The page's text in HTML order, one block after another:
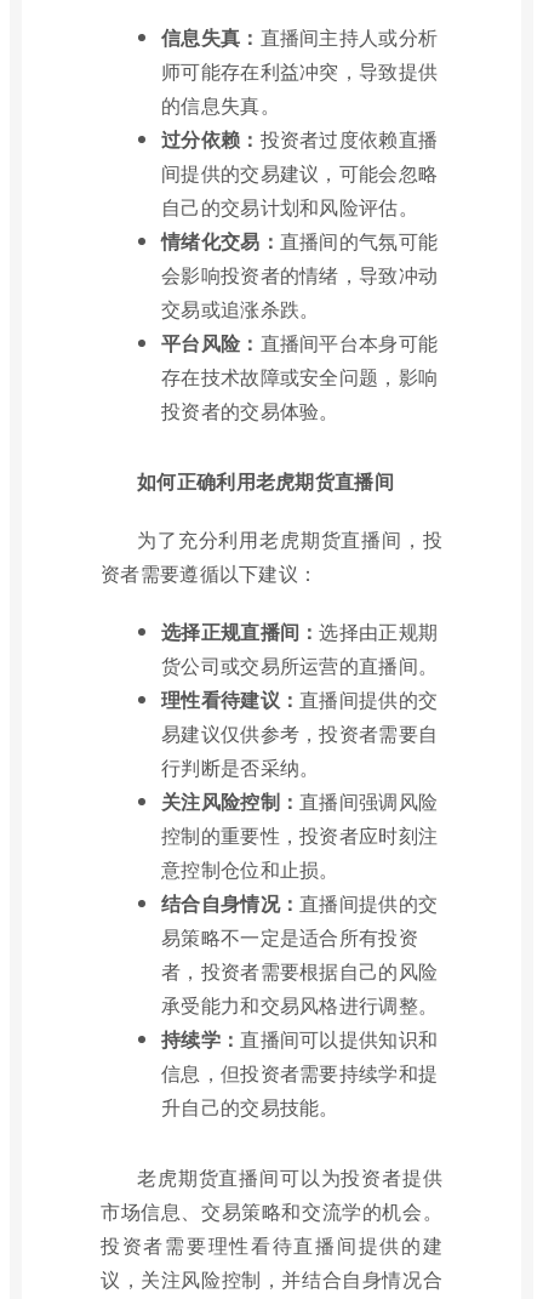
信息失真： 直播间主持人或分析
师可能存在利益冲突，导致提供
的信息失真。
过分依赖： 投资者过度依赖直播
间提供的交易建议，可能会忽略
自己的交易计划和风险评估。
情绪化交易： 直播间的气氛可能
会影响投资者的情绪，导致冲动
交易或追涨杀跌。
平台风险： 直播间平台本身可能
存在技术故障或安全问题，影响
投资者的交易体验。
如何正确利用老虎期货直播间
为了充分利用老虎期货直播间，投
资者需要遵循以下建议：
选择正规直播间：选择由正规期
货公司或交易所运营的直播间。
理性看待建议： 直播间提供的交
易建议仅供参考，投资者需要自
行判断是否采纳。
关注风险控制： 直播间强调风险
控制的重要性，投资者应时刻注
意控制仓位和止损。
结合自身情况： 直播间提供的交
易策略不一定是适合所有投资
者，投资者需要根据自己的风险
承受能力和交易风格进行调整。
持续学： 直播间可以提供知识和
信息，但投资者需要持续学和提
升自己的交易技能。
老虎期货直播间可以为投资者提供
市场信息、交易策略和交流学的机会。
投资者需要理性看待直播间提供的建
议，关注风险控制，并结合自身情况合